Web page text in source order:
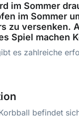
im Sommer
im Sommer
zu versenken.
Spiel machen
es zahlreiche
befindet